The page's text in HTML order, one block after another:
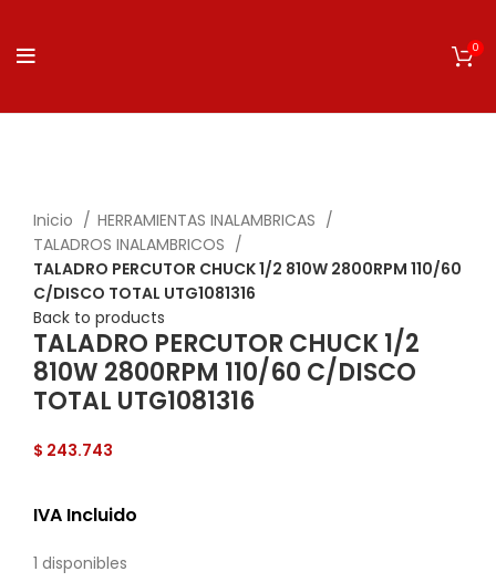
0
Inicio
HERRAMIENTAS INALAMBRICAS
TALADROS INALAMBRICOS
TALADRO PERCUTOR CHUCK 1/2 810W 2800RPM 110/60
C/DISCO TOTAL UTG1081316
Back to products
TALADRO PERCUTOR CHUCK 1/2
810W 2800RPM 110/60 C/DISCO
TOTAL UTG1081316
$ 243.743
IVA Incluido
1 disponibles